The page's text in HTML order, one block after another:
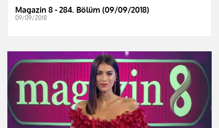
Magazin 8 - 284. Bölüm (09/09/2018)
09/09/2018